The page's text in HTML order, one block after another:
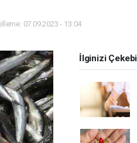
07.09.2023 - 13:04
İlginizi